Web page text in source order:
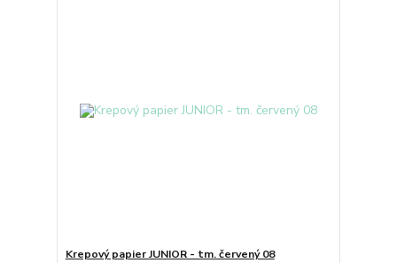
Krepový papier JUNIOR - tm. červený 08